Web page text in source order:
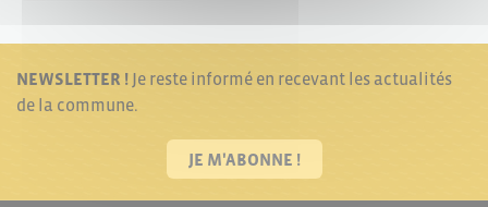
NEWSLETTER ! Je reste informé en recevant les actualités
de la commune.
JE M'ABONNE !